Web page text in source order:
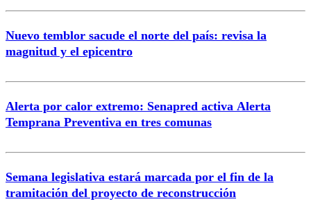
Nuevo temblor sacude el norte del país: revisa la
magnitud y el epicentro
Alerta por calor extremo: Senapred activa Alerta
Temprana Preventiva en tres comunas
Semana legislativa estará marcada por el fin de la
tramitación del proyecto de reconstrucción